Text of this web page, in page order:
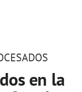
en la